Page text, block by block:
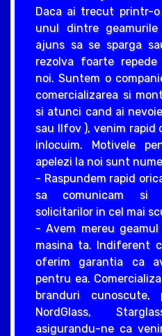
Daca ai trecut printr-
unul dintre
ajuns sa se sparga
rezolva foarte repede
noi. Suntem o
comercializarea si
si atunci cand ai
sau Ilfov ), venim
inlocuim. Motivele
apelezi la noi sunt
- Raspundem rapid
sa comunicam si
solicitarilor in cel mai
- Avem mereu
masina ta. Indiferent
oferim garantia ca
pentru ea.
branduri cunoscute,
NordGlass,
asigurandu-ne ca